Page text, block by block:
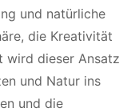
und natürliche
die Kreativität
wird dieser Ansatz
und Natur ins
und die